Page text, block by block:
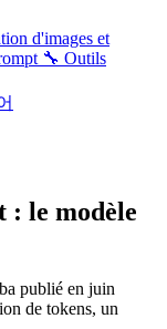
d'images et
🔧 Outils
: le modèle
publié en juin
de tokens, un